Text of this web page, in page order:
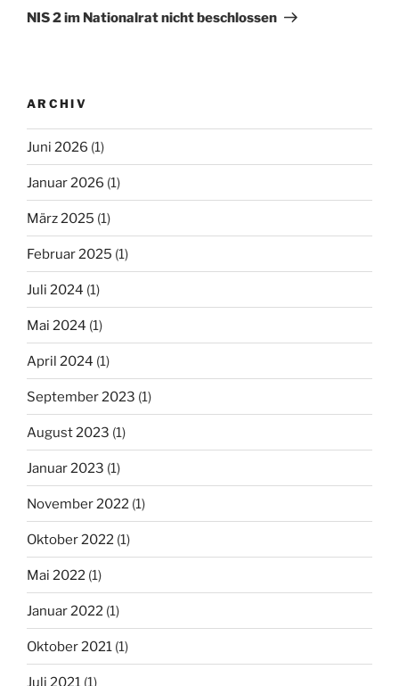
Beitrag
NIS 2 im Nationalrat nicht beschlossen
ARCHIV
Juni 2026 (1)
Januar 2026 (1)
März 2025 (1)
Februar 2025 (1)
Juli 2024 (1)
Mai 2024 (1)
April 2024 (1)
September 2023 (1)
August 2023 (1)
Januar 2023 (1)
November 2022 (1)
Oktober 2022 (1)
Mai 2022 (1)
Januar 2022 (1)
Oktober 2021 (1)
Juli 2021 (1)